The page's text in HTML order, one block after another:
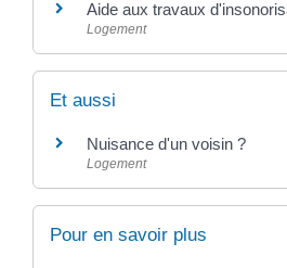
Aide aux travaux
Logement
Et aussi
Nuisance d'un voisin ?
Logement
Pour en savoir plus